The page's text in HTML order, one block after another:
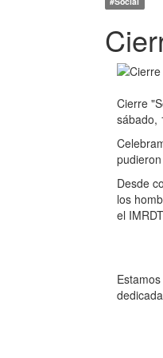
Cierre
sábado,
Desde
los
el